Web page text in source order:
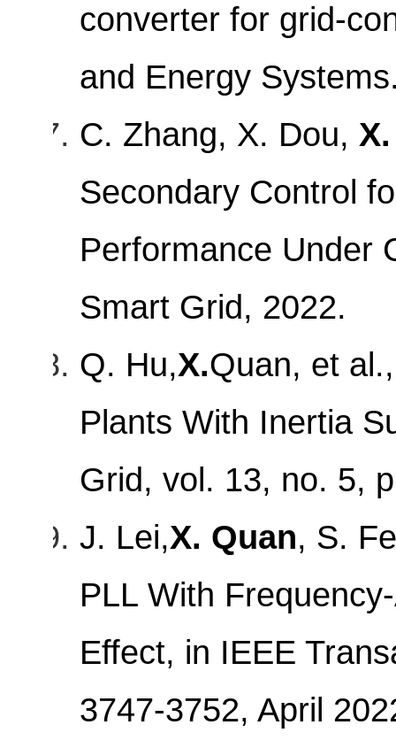
converter for grid-
and Energy
C. Zhang, X. Dou,
Secondary Control
Performance Under
Smart Grid, 2022.
Q. Hu,X.Quan, et
Plants With Inertia
Grid, vol. 13, no. 5,
J. Lei,X. Quan, S.
PLL With
Effect, in IEEE
3747-3752, April